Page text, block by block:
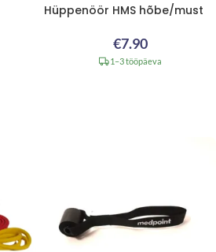
Hüppenöör HMS hõbe/must
€7.90
1–3 tööpäeva